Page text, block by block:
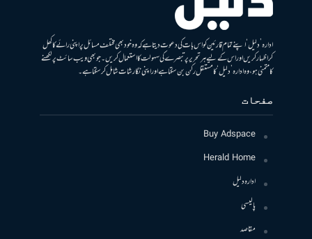
ادارہ ’دلیل‘ اپنے تمام قارئین کو اس بات کی دعوت دیتا ہے کہ وہ خود بھی مختلف مسائل پر اپنی رائے کا کھل
کر اظہار کریں اور اس کے لیے ہر تحریر پر تبصرے کی سہولت کا استعمال کریں۔ جو بھی ویب سائٹ پر لکھنے
کا متمنی ہو، وہ ادارہ ’دلیل‘ کا مستقل رکن بن سکتا ہے اور اپنی نگارشات شامل کرسکتا ہے۔
صفحات
Buy Adspace
Herald Home
ادارہ دلیل
پالیسی
مقاصد